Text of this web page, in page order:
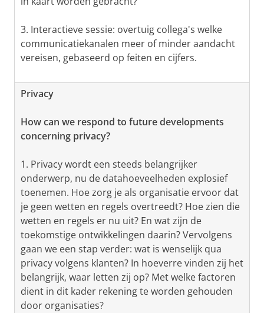
3. Interactieve sessie: overtuig collega's welke
communicatiekanalen meer of minder aandacht
vereisen, gebaseerd op feiten en cijfers.
Privacy
How can we respond to future developments
concerning privacy?
1. Privacy wordt een steeds belangrijker
onderwerp, nu de datahoeveelheden explosief
toenemen. Hoe zorg je als organisatie ervoor dat
je geen wetten en regels overtreedt? Hoe zien die
wetten en regels er nu uit? En wat zijn de
toekomstige ontwikkelingen daarin? Vervolgens
gaan we een stap verder: wat is wenselijk qua
privacy volgens klanten? In hoeverre vinden zij het
belangrijk, waar letten zij op? Met welke factoren
dient in dit kader rekening te worden gehouden
door organisaties?